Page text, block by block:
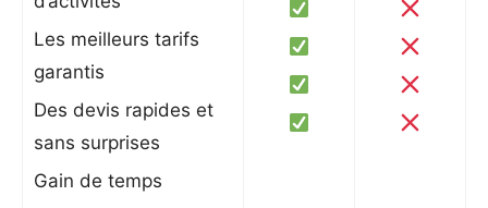
Les meilleurs tarifs
garantis
Des devis rapides et
sans surprises
Gain de temps